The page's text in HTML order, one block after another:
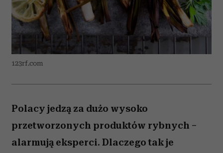
123rf.com
Polacy jedzą za dużo wysoko
przetworzonych produktów rybnych –
alarmują eksperci. Dlaczego tak je